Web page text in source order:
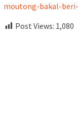
moutong-bakal-
Post Views: 1,080